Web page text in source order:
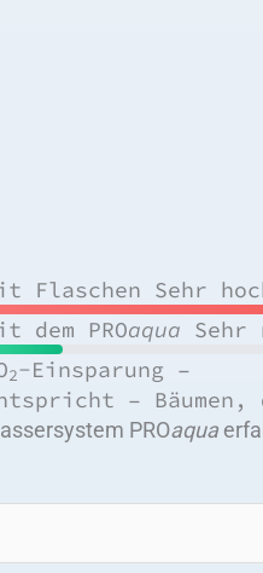
Flaschen Sehr
dem PROaqua Sehr
2-Einsparung –
–
PROaqua